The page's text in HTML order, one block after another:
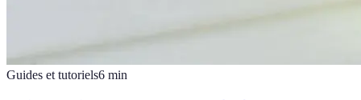
Guides et tutoriels6 min